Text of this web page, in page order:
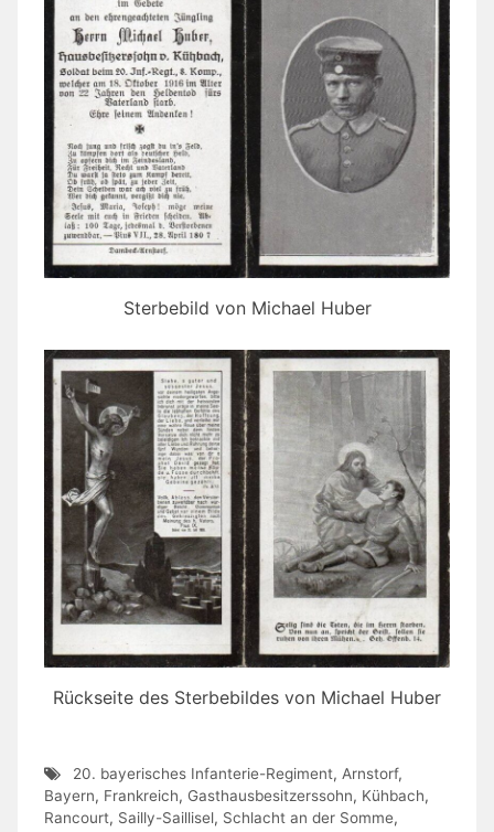
Sterbebild von Michael Huber
Rückseite des Sterbebildes von Michael Huber
20. bayerisches Infanterie-Regiment, Arnstorf,
Bayern, Frankreich, Gasthausbesitzerssohn, Kühbach,
Rancourt, Sailly-Saillisel, Schlacht an der Somme,